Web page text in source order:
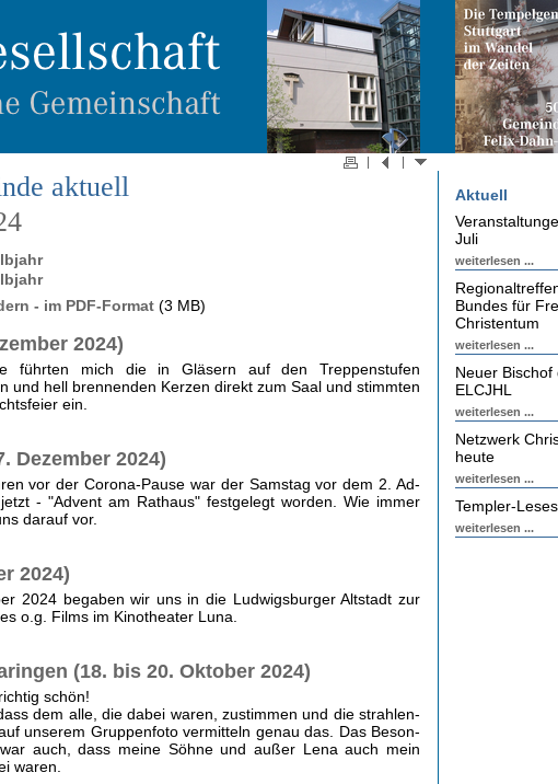
aktuell
- im PDF-Format (3 MB)
2024)
führten mich die in Gläsern auf den Treppenstufen
und hell brennenden Kerzen direkt zum Saal und stimmten
ein.
Dezember 2024)
vor der Corona-Pause war der Samstag vor dem 2. Ad­
- "Advent am Rathaus" festgelegt worden. Wie immer
darauf vor.
2024)
2024 begaben wir uns in die Ludwigsburger Altstadt zur
o.g. Films im Kinotheater Luna.
(18. bis 20. Oktober 2024)
schön!
dem alle, die dabei waren, zustimmen und die strahlen­
unserem Gruppenfoto vermitteln genau das. Das Beson­
auch, dass meine Söhne und außer Lena auch mein
waren.
Aktuell
Juli
weiterlesen ...
Bundes für
Christentum
weiterlesen ...
Neuer Bischof
ELCJHL
weiterlesen ...
Netzwerk
heute
weiterlesen ...
Templer-
weiterlesen ...